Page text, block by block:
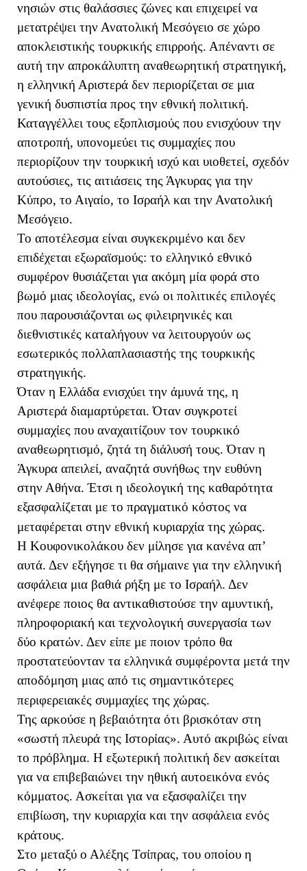
νησιών στις θαλάσσιες ζώνες και επιχειρεί να
μετατρέψει την Ανατολική Μεσόγειο σε χώρο
αποκλειστικής τουρκικής επιρροής. Απέναντι σε
αυτή την απροκάλυπτη αναθεωρητική στρατηγική,
η ελληνική Αριστερά δεν περιορίζεται σε μια
γενική δυσπιστία προς την εθνική πολιτική.
Καταγγέλλει τους εξοπλισμούς που ενισχύουν την
αποτροπή, υπονομεύει τις συμμαχίες που
περιορίζουν την τουρκική ισχύ και υιοθετεί, σχεδόν
αυτούσιες, τις αιτιάσεις της Άγκυρας για την
Κύπρο, το Αιγαίο, το Ισραήλ και την Ανατολική
Μεσόγειο.
Το αποτέλεσμα είναι συγκεκριμένο και δεν
επιδέχεται εξωραϊσμούς: το ελληνικό εθνικό
συμφέρον θυσιάζεται για ακόμη μία φορά στο
βωμό μιας ιδεολογίας, ενώ οι πολιτικές επιλογές
που παρουσιάζονται ως φιλειρηνικές και
διεθνιστικές καταλήγουν να λειτουργούν ως
εσωτερικός πολλαπλασιαστής της τουρκικής
στρατηγικής.
Όταν η Ελλάδα ενισχύει την άμυνά της, η
Αριστερά διαμαρτύρεται. Όταν συγκροτεί
συμμαχίες που αναχαιτίζουν τον τουρκικό
αναθεωρητισμό, ζητά τη διάλυσή τους. Όταν η
Άγκυρα απειλεί, αναζητά συνήθως την ευθύνη
στην Αθήνα. Έτσι η ιδεολογική της καθαρότητα
εξασφαλίζεται με το πραγματικό κόστος να
μεταφέρεται στην εθνική κυριαρχία της χώρας.
Η Κουφονικολάκου δεν μίλησε για κανένα απ’
αυτά. Δεν εξήγησε τι θα σήμαινε για την ελληνική
ασφάλεια μια βαθιά ρήξη με το Ισραήλ. Δεν
ανέφερε ποιος θα αντικαθιστούσε την αμυντική,
πληροφοριακή και τεχνολογική συνεργασία των
δύο κρατών. Δεν είπε με ποιον τρόπο θα
προστατεύονταν τα ελληνικά συμφέροντα μετά την
αποδόμηση μιας από τις σημαντικότερες
περιφερειακές συμμαχίες της χώρας.
Της αρκούσε η βεβαιότητα ότι βρισκόταν στη
«σωστή πλευρά της Ιστορίας». Αυτό ακριβώς είναι
το πρόβλημα. Η εξωτερική πολιτική δεν ασκείται
για να επιβεβαιώνει την ηθική αυτοεικόνα ενός
κόμματος. Ασκείται για να εξασφαλίζει την
επιβίωση, την κυριαρχία και την ασφάλεια ενός
κράτους.
Στο μεταξύ ο Αλέξης Τσίπρας, του οποίου η